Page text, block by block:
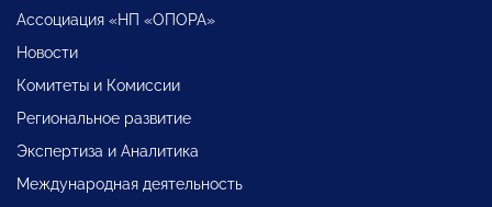
Ассоциация «НП «ОПОРА»
Новости
Комитеты и Комиссии
Региональное развитие
Экспертиза и Аналитика
Международная деятельность